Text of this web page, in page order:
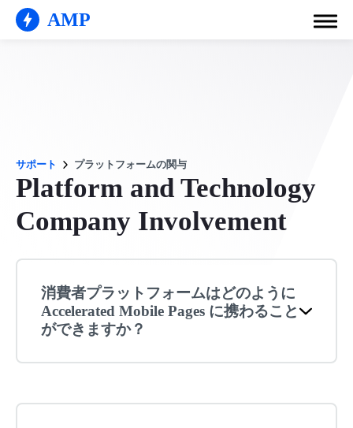
AMP
サポート プラットフォームの関与
Platform and Technology
Company Involvement
消費者プラットフォームはどのように
Accelerated Mobile Pages に携わること
ができますか？